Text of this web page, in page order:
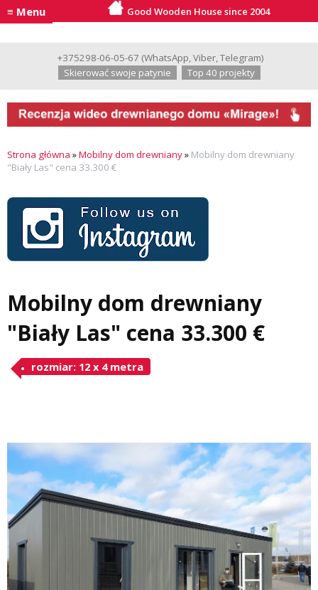
≡ Menu Good Wooden House since 2004
+375298-06-05-67 (WhatsApp,Viber,Telegram)
Skierować swoje patynie
Top 40 projekty
Strona główna »Mobilny dom drewniany» Mobilny dom drewniany
"Biały Las" cena 33.300 €
Mobilny dom drewniany
"Biały Las" cena 33.300 €
rozmiar: 12 x 4 metra